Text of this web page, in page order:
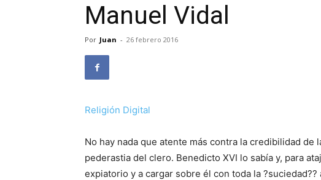
Manuel Vidal
Por Juan - 26 febrero 2016
Religión Digital
No hay nada que atente más contra la credibilidad de
pederastia del clero. Benedicto XVI lo sabía y, para
expiatorio y a cargar sobre él con toda la